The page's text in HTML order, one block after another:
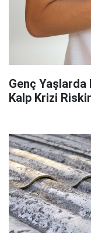
Genç Yaşlarda
Kalp Krizi